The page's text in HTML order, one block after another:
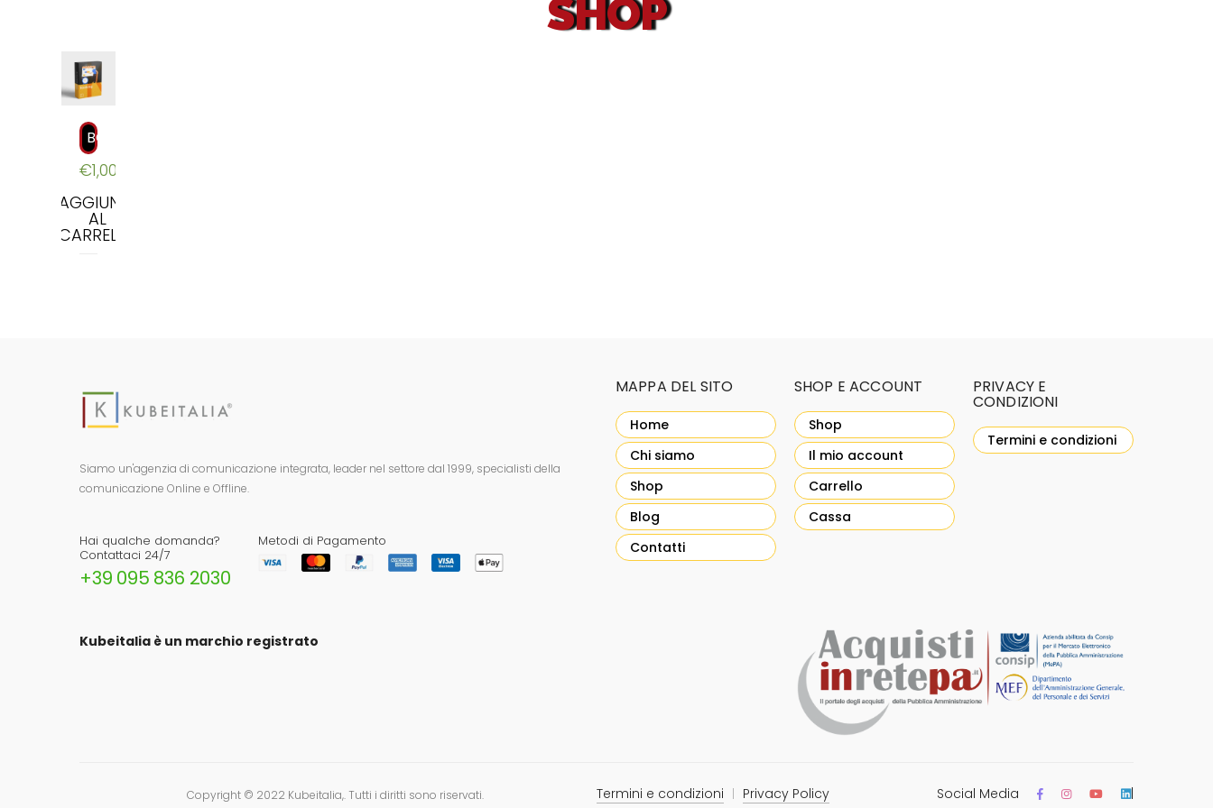
SHOP
BOOKING
€1,000.00
AGGIUNGI
AL
CARRELLO
Siamo un'agenzia di comunicazione integrata, leader nel settore dal 1999, specialisti della
comunicazione Online e Offline.
Hai qualche domanda?
Contattaci 24/7
+39 095 836 2030
Metodi di Pagamento
MAPPA DEL SITO
Home
Chi siamo
Shop
Blog
Contatti
SHOP E ACCOUNT
Shop
Il mio account
Carrello
Cassa
PRIVACY E
CONDIZIONI
Termini e condizioni
Kubeitalia è un marchio registrato
Copyright © 2022 Kubeitalia,. Tutti i diritti sono riservati. Termini e condizioni Privacy Policy Social Media |